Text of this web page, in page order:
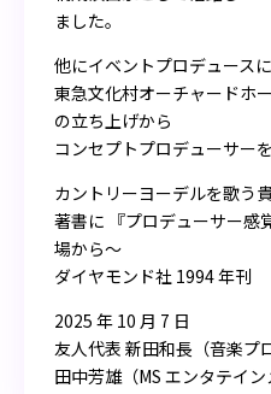
ました。
他にイベントプロデュース
東急文化村オーチャードホ
の立ち上げから
コンセプトプロデューサー
カントリーヨーデルを歌う
著書に 『プロデューサー感
場から〜
ダイヤモンド社 1994 年刊
2025 年 10 月 7 日
友人代表 新田和長（音楽プ
田中芳雄（MS エンタテイン